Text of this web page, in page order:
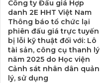
Công ty Đấu giá Hợp
danh 2E HHT Việt Nam
Thông báo tổ chức lại
phiên đấu giá trực tuyến
bị lỗi kỹ thuật đối với: Lô
tài sản, công cụ thanh lý
năm 2025 do Học viện
Cảnh sát nhân dân quản
lý, sử dụng